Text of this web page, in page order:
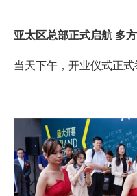
亚太区总部正式启航 多
当天下午，开业仪式正式